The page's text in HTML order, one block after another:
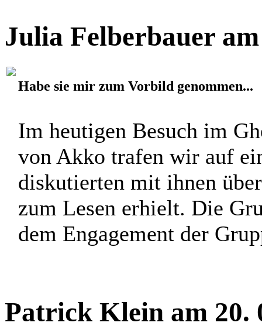
genug Zeit das ... [mehr]
Julia Felberbauer
Habe sie mir zum Vorbild genommen...
Im heutigen Besuch im
von Akko trafen wir auf
dem Engagement der